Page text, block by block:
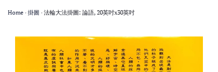
Home › 掛圖 › 法輪大法掛圖: 論語, 20英吋x30英吋